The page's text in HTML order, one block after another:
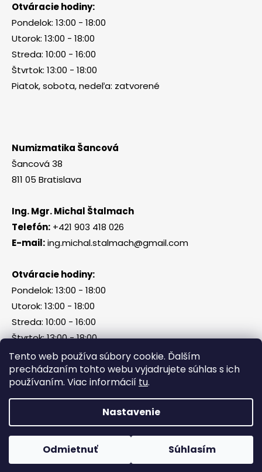
Tento web používa súbory cookie. Ďalším
prechádzaním tohto webu vyjadrujete súhlas s ich
používaním. Viac informácií tu.
Nastavenie
Odmietnuť Súhlasím
Otváracie hodiny:
Pondelok: 13:00 - 18:00
Utorok: 13:00 - 18:00
Streda: 10:00 - 16:00
Štvrtok: 13:00 - 18:00
Piatok, sobota, nedeľa: zatvorené
Numizmatika Šancová
Šancová 38
811 05 Bratislava
Ing. Mgr. Michal Štalmach
Telefón: +421 903 418 026
E-mail:ing.michal.stalmach@gmail.com
Otváracie hodiny:
Pondelok: 13:00 - 18:00
Utorok: 13:00 - 18:00
Streda: 10:00 - 16:00
Štvrtok: 13:00 - 18:00
Piatok, sobota, nedeľa: zatvorené
Vytvoril Shoptet
Všetky práva vyhradené.
Messenger